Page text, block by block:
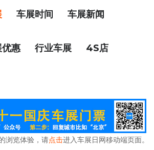
车展时间 车展新闻
惠 行业车展 4S店
浏览体验，请点击进入车展日网移动端页面。